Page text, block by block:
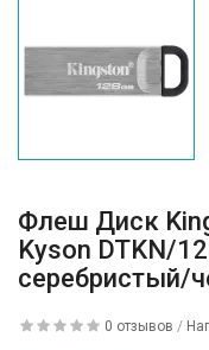
Флеш Диск
Kyson DTKN/
серебристый/
0 отзывов /